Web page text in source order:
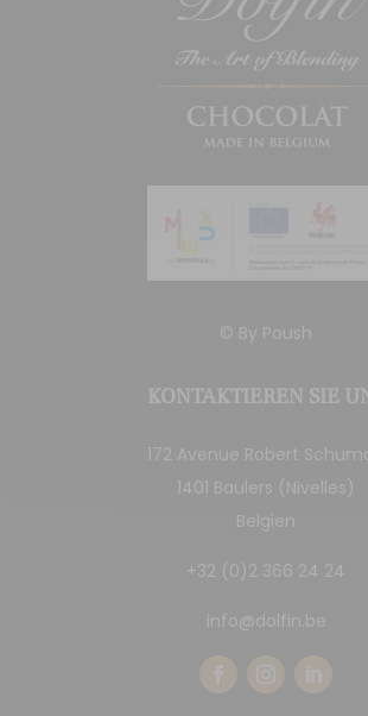
© By Poush
KONTAKTIEREN SIE
172 Avenue Robert
1401 Baulers (Nivelles)
Belgien
+32 (0)2 366 24 24
info@dolfin.be